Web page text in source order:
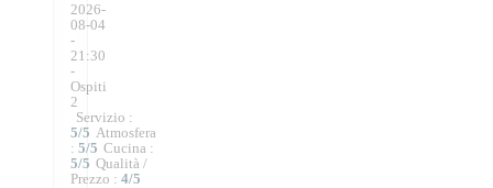
2026-
08-04
-
21:30
-
Ospiti
2
Servizio :
5/5 Atmosfera
: 5/5 Cucina :
5/5 Qualità /
Prezzo : 4/5